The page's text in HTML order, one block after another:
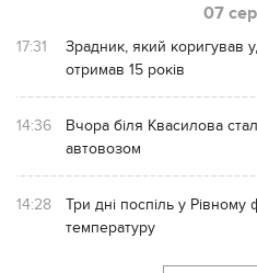
07
17:31
Зрадник, який коригував
отримав 15 років
14:36
Вчора біля Квасилова
автовозом
14:28
Три дні поспіль у Рівному
температуру